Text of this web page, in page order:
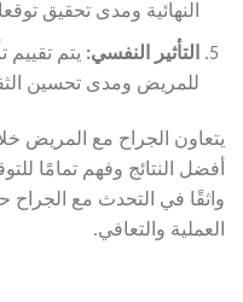
النهائية ومدى تحقيق
التأثير النفسي: يتم تقييم
للمريض ومدى تحسين
يتعاون الجراح مع المريض
أفضل النتائج وفهم تمامًا
واثقًا في التحدث مع
العملية والتعافي.